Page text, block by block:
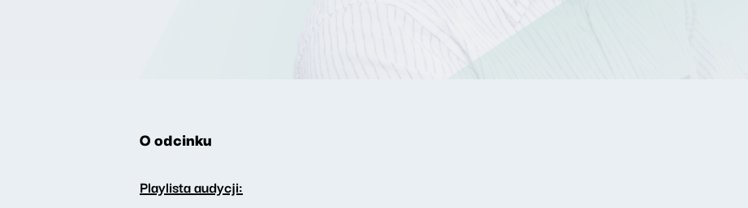
O odcinku
Playlista audycji: